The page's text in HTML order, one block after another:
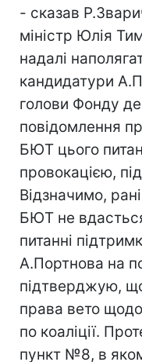
- сказав
міністр Юлія
надалі
кандидатури
голови Фонду
повідомлення
БЮТ цього
провокацією,
Відзначимо,
БЮТ не
питанні
А.Портнова на
підтверджую,
права вето
по коаліції.
пункт №8, в